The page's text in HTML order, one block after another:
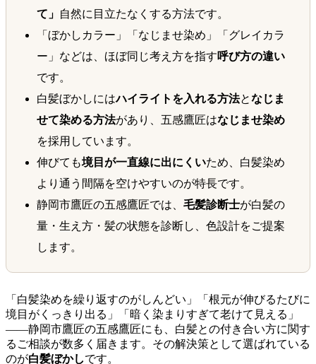
て」 自然に目立たなくする方法です。
「ぼかしカラー」「なじませ染め」「グレイカラ
ー」などは、ほぼ同じ考え方を指す呼び方の違い
です。
白髪ぼかしにはハイライトを入れる方法となじま
せて染める方法があり、五感鷹匠はなじませ染め
を採用しています。
伸びても境目が一直線に出にくいため、白髪染め
より通う間隔を空けやすいのが特長です。
静岡市鷹匠の五感鷹匠では、毛髪診断士が白髪の
量・生え方・髪の状態を診断し、色設計をご提案
します。
「白髪染めを繰り返すのがしんどい」「根元が伸びるたびに
境目がくっきり出る」「暗く染まりすぎて老けて見える」
——静岡市鷹匠の五感鷹匠にも、白髪との付き合い方に関す
るご相談が数多く届きます。その解決策として選ばれている
のが白髪ぼかしです。